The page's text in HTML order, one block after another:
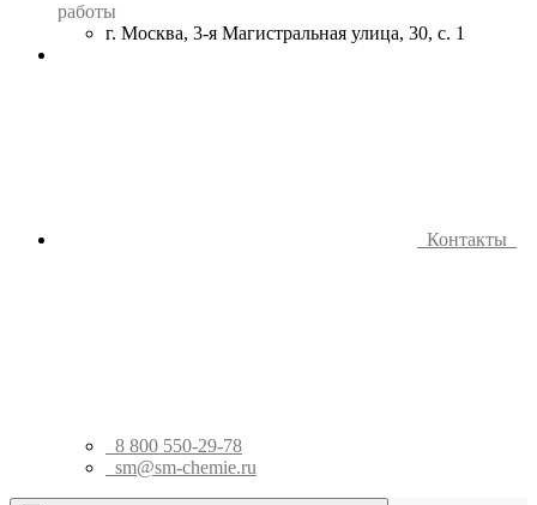
работы
г. Москва, 3-я Магистральная улица, 30, с. 1
Контакты
8 800 550-29-78
sm@sm-chemie.ru